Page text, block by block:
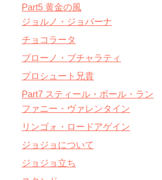
Part5 黄金の風
ジョルノ・ジョバーナ
チョコラータ
ブローノ・ブチャラティ
プロシュート兄貴
Part7 スティール・ボール・ラン
ファニー・ヴァレンタイン
リンゴォ・ロードアゲイン
ジョジョについて
ジョジョ立ち